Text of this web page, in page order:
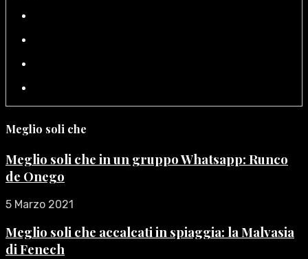
Meglio soli che
Meglio soli che in un gruppo Whatsapp: Runco
de Onego
5 Marzo 2021
Meglio soli che accalcati in spiaggia: la Malvasia
di Fenech